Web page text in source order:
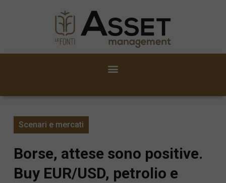
Scenari e mercati
Borse, attese sono positive.
Buy EUR/USD, petrolio e